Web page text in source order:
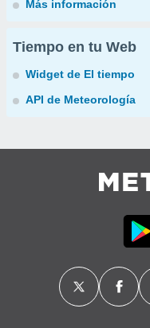
Más información
Tiempo en tu Web
Widget de El tiempo
API de Meteorología